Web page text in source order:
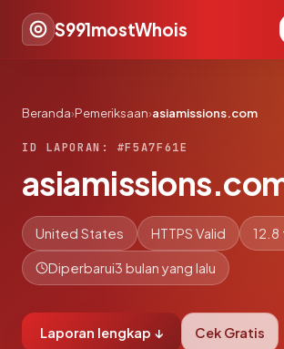
S991mostWhois
Beranda›Pemeriksaan›asiamissions.com
ID LAPORAN: #F5A7F61E
United States HTTPS Valid 12.8
Diperbarui3 bulan yang lalu
Laporan lengkap ↓ Cek Gratis